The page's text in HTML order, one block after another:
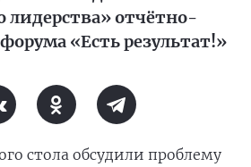
лидерства» отчётно-
«Есть результат!»
стола обсудили проблему